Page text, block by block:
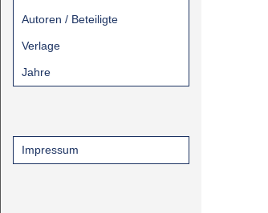
Autoren / Beteiligte
Verlage
Jahre
Impressum